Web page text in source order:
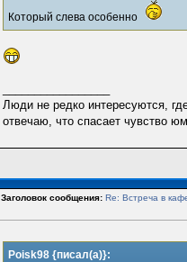
Который слева особенно
Люди не редко интересуются,
отвечаю, что спасает чувство
Заголовок сообщения: Re: Встреча в
Poisk98 {писал(а)}: